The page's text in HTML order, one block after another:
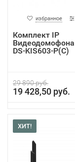
избранное
Комплект IP
DS-KIS603-P(C)
29 890 руб.
19 428,50 руб.
ХИТ!